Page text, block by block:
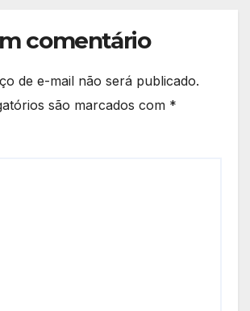
comentário
de e-mail não será publicado.
são marcados com *